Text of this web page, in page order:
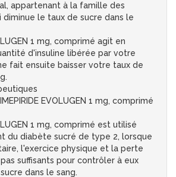
appartenant à la famille des
diminue le taux de sucre dans le
1 mg, comprimé agit en
d'insuline libérée par votre
fait ensuite baisser votre taux de
EVOLUGEN 1 mg, comprimé
1 mg, comprimé est utilisé
du diabète sucré de type 2, lorsque
l'exercice physique et la perte
suffisants pour contrôler à eux
dans le sang.